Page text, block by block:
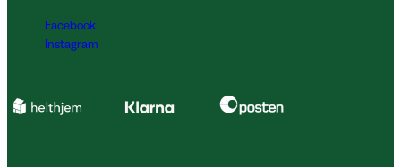
Facebook
Instagram